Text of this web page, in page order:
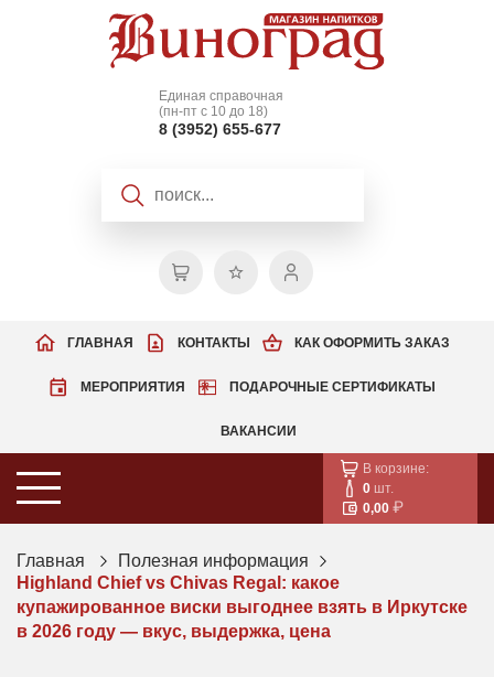
Единая справочная
(пн-пт с 10 до 18)
8 (3952) 655-677
КАК ОФОРМИТЬ ЗАКАЗ
МЕРОПРИЯТИЯ ПОДАРОЧНЫЕ СЕРТИФИКАТЫ
ВАКАНСИИ
ГЛАВНАЯ КОНТАКТЫ
В корзине:
0 шт.
0,00
Главная
Полезная информация
Highland Chief vs Chivas Regal: какое
купажированное виски выгоднее взять в Иркутске
в 2026 году — вкус, выдержка, цена